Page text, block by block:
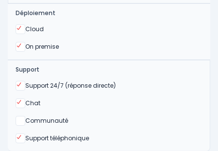
Déploiement
Cloud
Oui
On premise
Oui
Support
Support 24/7 (réponse directe)
Oui
Chat
Oui
Communauté
Non
Support téléphonique
Oui